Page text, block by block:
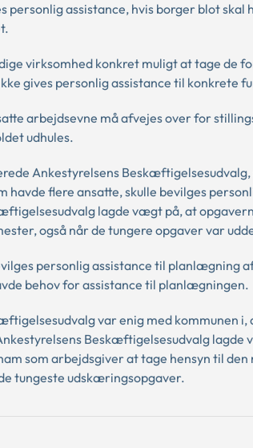
personlig assistance, hvis borger blot
virksomhed konkret muligt at tage de
gives personlig assistance til konkrete
arbejdsevne må afvejes over for
udhules.
Ankestyrelsens
havde flere ansatte, skulle bevilges
lagde vægt på, at
også når de tungere opgaver var
personlig assistance til planlægning
behov for assistance til planlægningen.
var enig med kommunen
Beskæftigelsesudvalg lagde
som arbejdsgiver at tage hensyn til
tungeste udskæringsopgaver.